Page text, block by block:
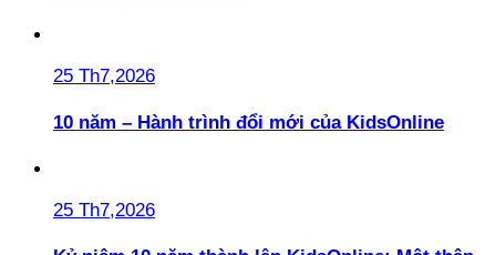
25 Th7,2026
10 năm – Hành trình đổi mới của KidsOnline
25 Th7,2026